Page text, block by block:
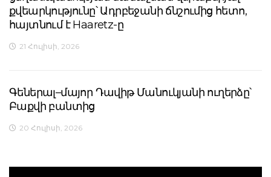
քվեարկությունը՝ Ադրբեջանի ճնշումից հետո,
հայտնում է Haaretz-ը
21 Հուլիսի, 2026
Գեներալ–մայոր Դավիթ Մանուկյանի ուղերձը՝
Բաքվի բանտից
20 Հուլիսի, 2026